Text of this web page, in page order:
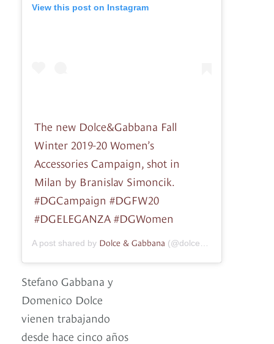
View this post on Instagram
The new Dolce&Gabbana Fall
Winter 2019-20 Women’s
Accessories Campaign, shot in
Milan by Branislav Simoncik.
#DGCampaign #DGFW20
#DGELEGANZA #DGWomen
A post shared by Dolce & Gabbana (@dolcegabbana) on
Stefano Gabbana y
Domenico Dolce
vienen trabajando
desde hace cinco años